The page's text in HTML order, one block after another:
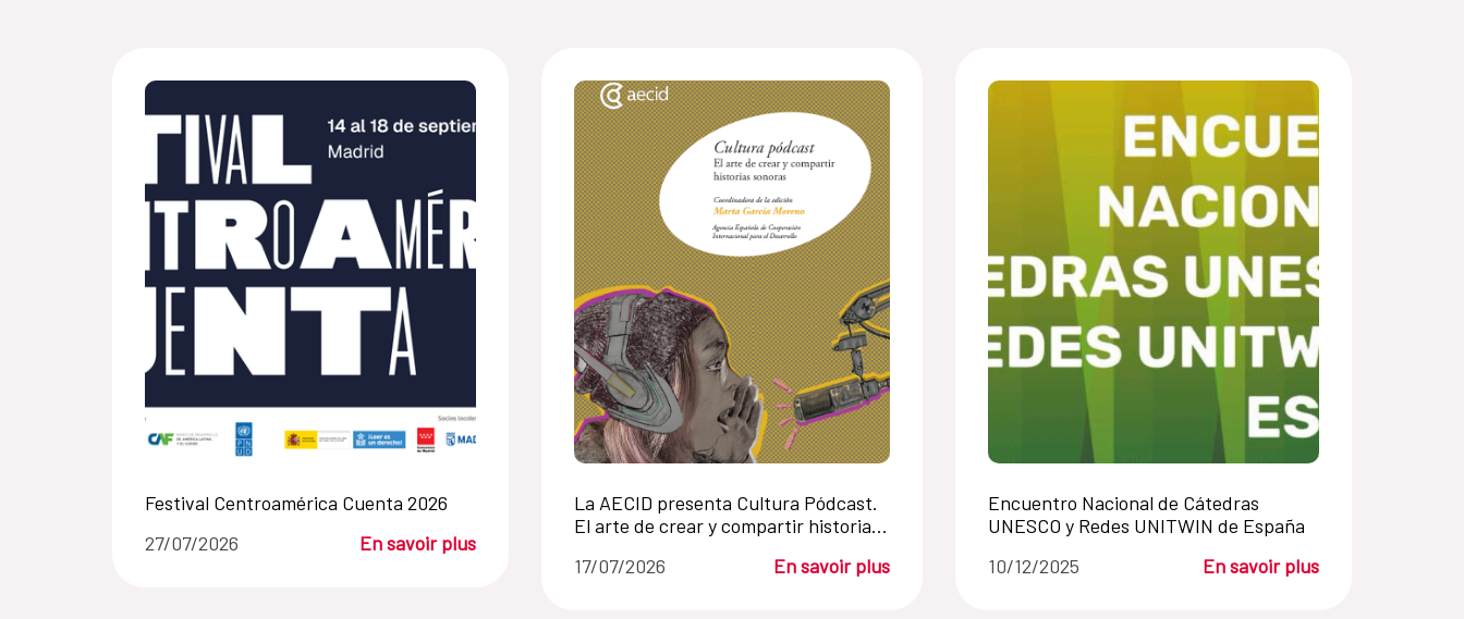
Festival Centroamérica Cuenta 2026
27/07/2026
En savoir plus
La AECID presenta Cultura Pódcast.
El arte de crear y compartir historias
17/07/2026 En savoir plus
Encuentro Nacional de Cátedras
UNESCO y Redes UNITWIN de España
10/12/2025
En savoir plus